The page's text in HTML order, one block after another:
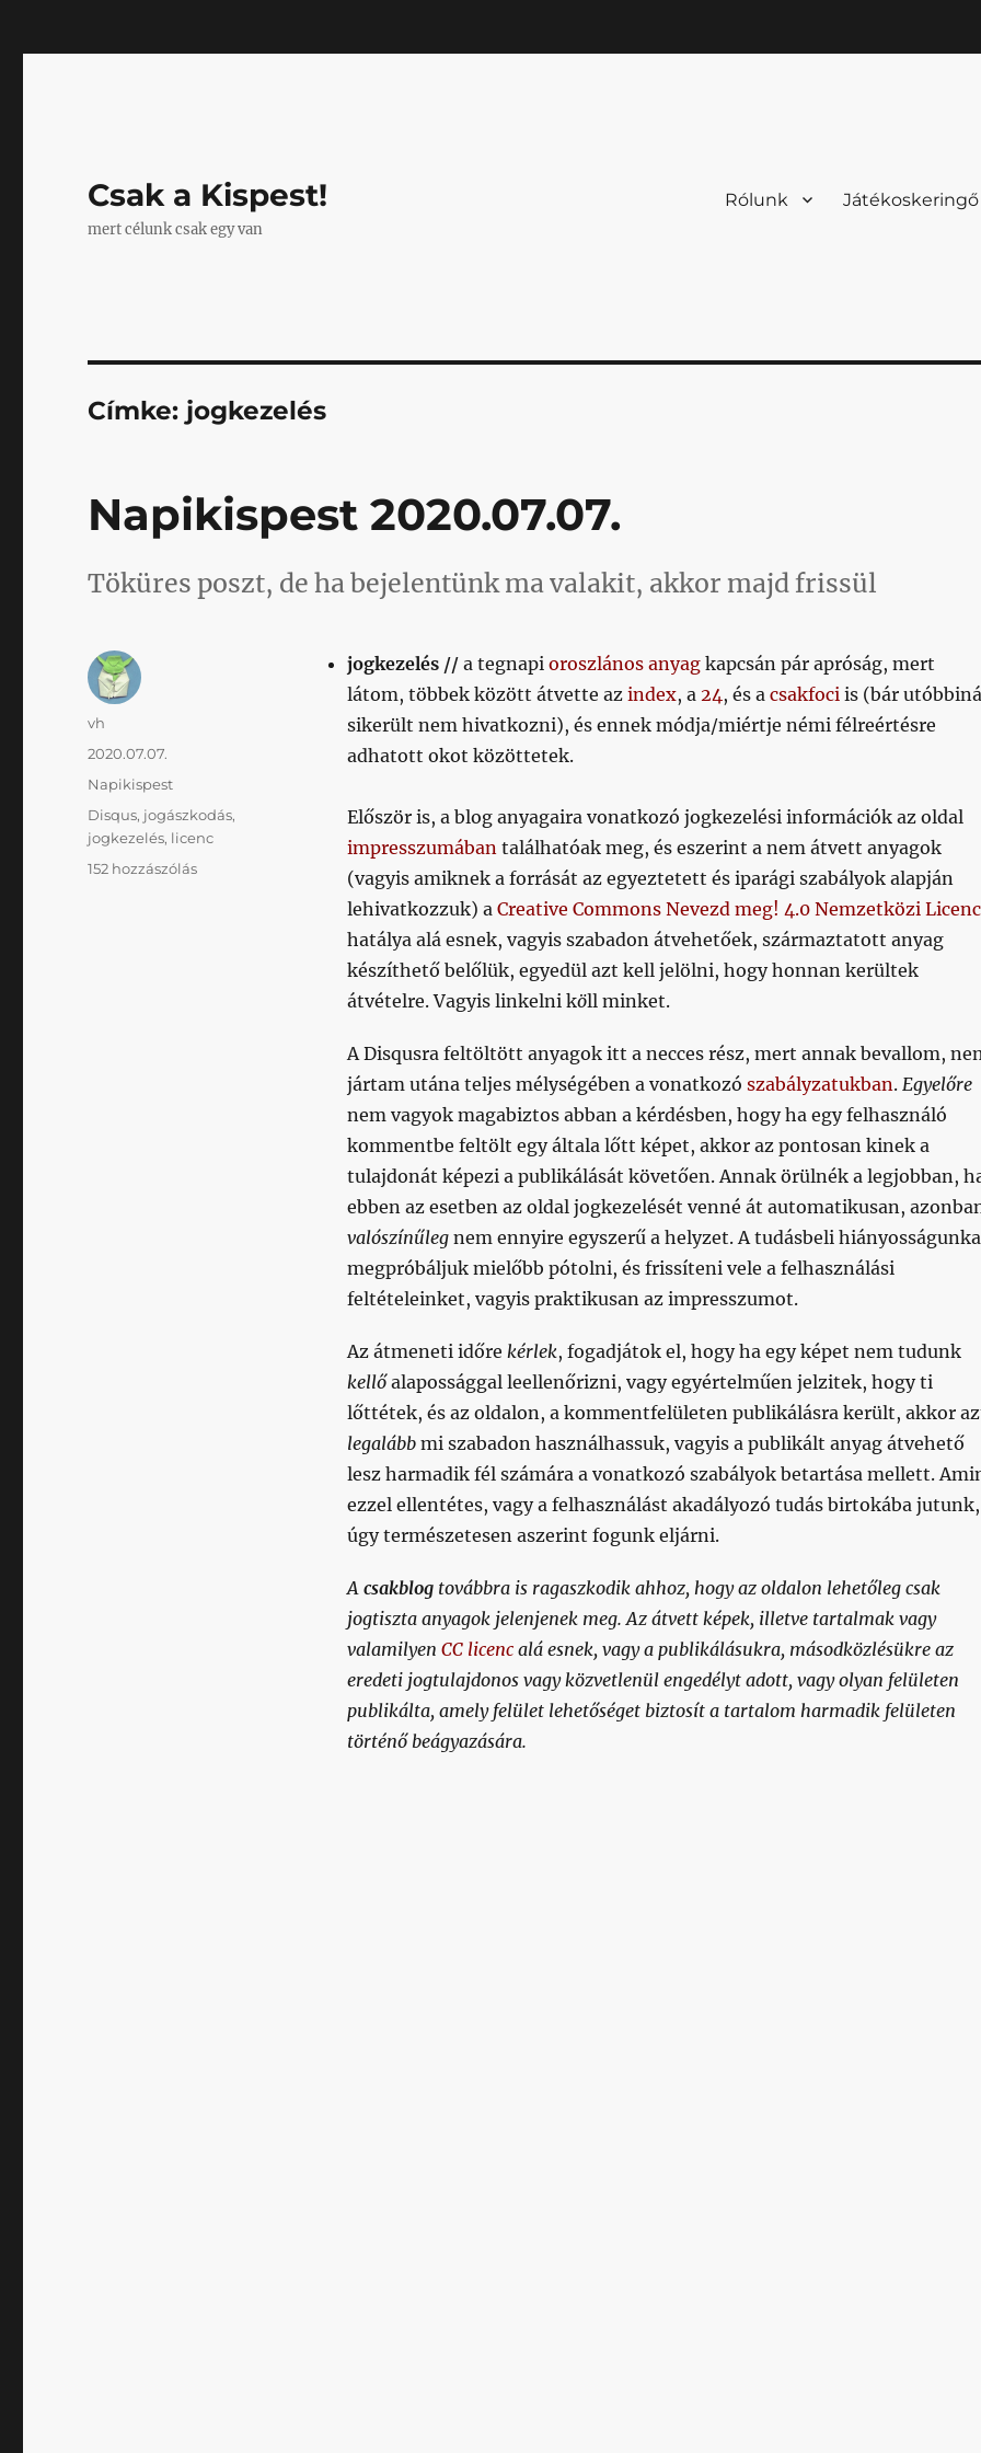
Csak a Kispest!
mert célunk csak egy van
Rólunk Játékoskeringő
Címke: jogkezelés
Napikispest 2020.07.07.
Töküres poszt, de ha bejelentünk ma valakit, akkor majd frissül
jogkezelés //a tegnapi oroszlános anyagkapcsán pár apróság, mert
látom, többek között átvette az index, a 24, és a csakfociis (bár
sikerült nem hivatkozni), és ennek módja/miértje némi félreértésre
adhatott okot közöttetek.
Először is, a blog anyagaira vonatkozó jogkezelési információk az oldal
impresszumábantalálhatóak meg, és eszerint a nem átvett anyagok
(vagyis amiknek a forrását az egyeztetett és iparági szabályok alapján
lehivatkozzuk) a Creative Commons Nevezd meg! 4.0 Nemzetközi Licenc
hatálya alá esnek, vagyis szabadon átvehetőek, származtatott anyag
készíthető belőlük, egyedül azt kell jelölni, hogy honnan kerültek
átvételre. Vagyis linkelni köll minket.
A Disqusra feltöltött anyagok itt a necces rész, mert annak bevallom,
jártam utána teljes mélységében a vonatkozó szabályzatukban. Egyelőre
nem vagyok magabiztos abban a kérdésben, hogy ha egy felhasználó
kommentbe feltölt egy általa lőtt képet, akkor az pontosan kinek a
tulajdonát képezi a publikálását követően. Annak örülnék a legjobban,
ebben az esetben az oldal jogkezelését venné át automatikusan,
valószínűlegnem ennyire egyszerű a helyzet. A tudásbeli
megpróbáljuk mielőbb pótolni, és frissíteni vele a felhasználási
feltételeinket, vagyis praktikusan az impresszumot.
Az átmeneti időre kérlek, fogadjátok el, hogy ha egy képet nem tudunk
kellőalapossággal leellenőrizni, vagy egyértelműen jelzitek, hogy ti
lőttétek, és az oldalon, a kommentfelületen publikálásra került, akkor
legalábbmi szabadon használhassuk, vagyis a publikált anyag átvehető
lesz harmadik fél számára a vonatkozó szabályok betartása mellett.
ezzel ellentétes, vagy a felhasználást akadályozó tudás birtokába jutunk,
úgy természetesen aszerint fogunk eljárni.
A csakblogtovábbra is ragaszkodik ahhoz, hogy az oldalon lehetőleg csak
jogtiszta anyagok jelenjenek meg. Az átvett képek, illetve tartalmak vagy
valamilyen CC licencalá esnek, vagy a publikálásukra, másodközlésükre az
eredeti jogtulajdonos vagy közvetlenül engedélyt adott, vagy olyan felületen
publikálta, amely felület lehetőséget biztosít a tartalom harmadik felületen
történő beágyazására.
Szerző
vh
Közzétéve
2020.07.07.
Kategória
Napikispest
Címke
Disqus, jogászkodás,
jogkezelés, licenc
152 hozzászólásNapikispest